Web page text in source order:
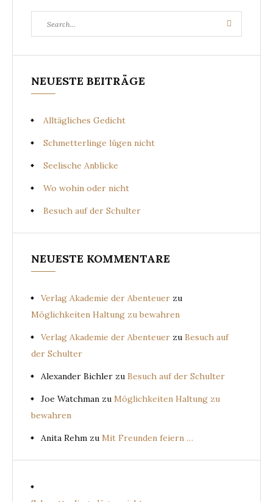
for:
Search
NEUESTE BEITRÄGE
Alltägliches Gedicht
Schmetterlinge lügen nicht
Seelische Anblicke
Wo wohin oder nicht
Besuch auf der Schulter
NEUESTE KOMMENTARE
Verlag Akademie der Abenteuer zu
Möglichkeiten Haltung zu bewahren
Verlag Akademie der Abenteuer zu Besuch auf
der Schulter
Alexander Bichler zu Besuch auf der Schulter
Joe Watchman zu Möglichkeiten Haltung zu
bewahren
Anita Rehm zu Mit Freunden feiern …